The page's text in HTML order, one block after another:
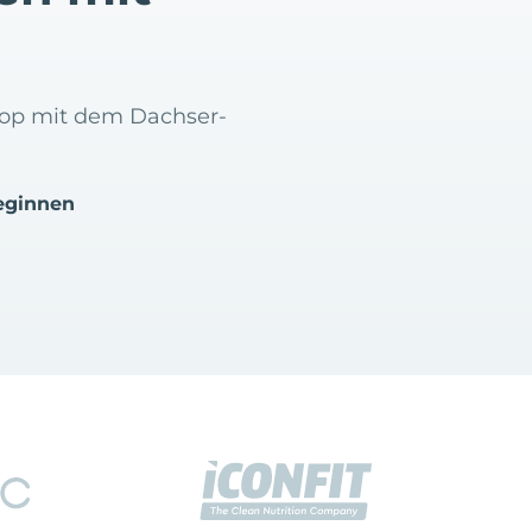
mit dem Dachser-